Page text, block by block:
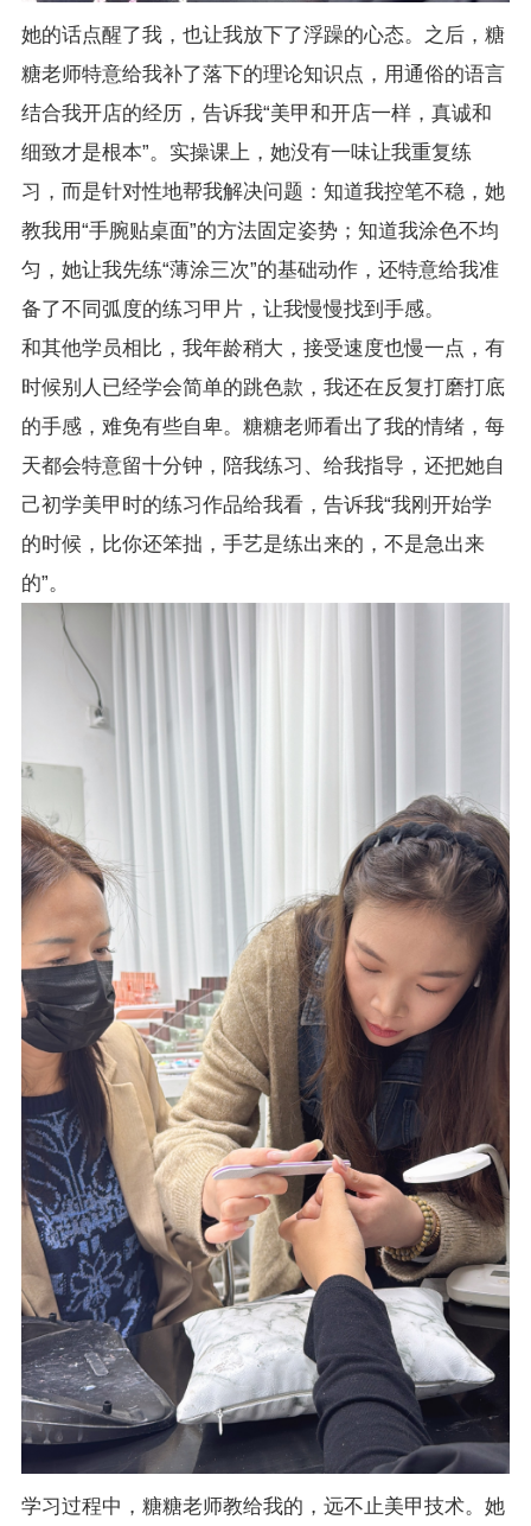
她的话点醒了我，也让我放下了浮躁的心态。之后，糖
糖老师特意给我补了落下的理论知识点，用通俗的语言
结合我开店的经历，告诉我“美甲和开店一样，真诚和
细致才是根本”。实操课上，她没有一味让我重复练
习，而是针对性地帮我解决问题：知道我控笔不稳，她
教我用“手腕贴桌面”的方法固定姿势；知道我涂色不均
匀，她让我先练“薄涂三次”的基础动作，还特意给我准
备了不同弧度的练习甲片，让我慢慢找到手感。
和其他学员相比，我年龄稍大，接受速度也慢一点，有
时候别人已经学会简单的跳色款，我还在反复打磨打底
的手感，难免有些自卑。糖糖老师看出了我的情绪，每
天都会特意留十分钟，陪我练习、给我指导，还把她自
己初学美甲时的练习作品给我看，告诉我“我刚开始学
的时候，比你还笨拙，手艺是练出来的，不是急出来
的”。
学习过程中，糖糖老师教给我的，远不止美甲技术。她